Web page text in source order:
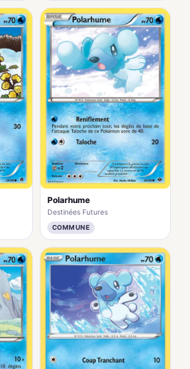
Polarhume
Destinées Futures
COMMUNE